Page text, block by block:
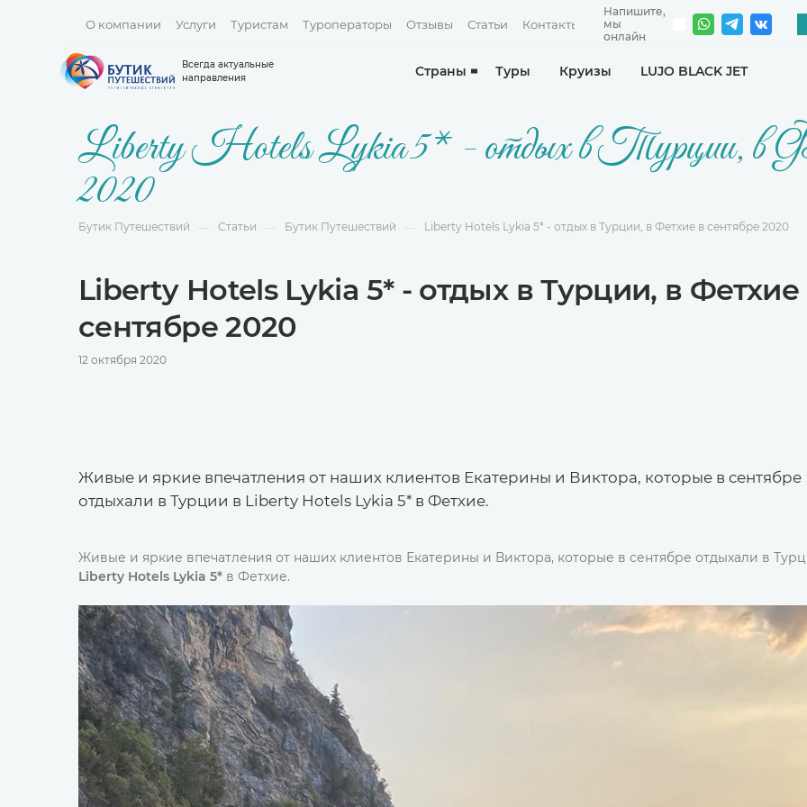
О компании Услуги Туристам Туроператоры Отзывы Статьи Контакты
Всегда актуальные
направления
Страны Туры Круизы LUJO BLACK JET
Liberty Hotels Lykia 5* - отдых в Турции, в
2020
Бутик Путешествий Статьи Бутик Путешествий Liberty Hotels Lykia 5* - отдых в Турции, в Фетхие в сентябре 2020
Liberty Hotels Lykia 5* - отдых в Турции, в Фетхие
сентябре 2020
12 октября 2020
Живые и яркие впечатления от наших клиентов Екатерины и Виктора, которые в сентябре
отдыхали в Турции в Liberty Hotels Lykia 5* в Фетхие.
Живые и яркие впечатления от наших клиентов Екатерины и Виктора, которые в сентябре отдыхали в
Liberty Hotels Lykia 5* в Фетхие.